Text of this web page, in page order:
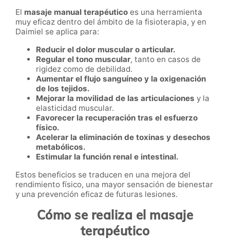
El masaje manual terapéutico es una herramienta
muy eficaz dentro del ámbito de la fisioterapia, y en
Daimiel se aplica para:
Reducir el dolor muscular o articular.
Regular el tono muscular, tanto en casos de
rigidez como de debilidad.
Aumentar el flujo sanguíneo y la oxigenación
de los tejidos.
Mejorar la movilidad de las articulaciones y la
elasticidad muscular.
Favorecer la recuperación tras el esfuerzo
físico.
Acelerar la eliminación de toxinas y desechos
metabólicos.
Estimular la función renal e intestinal.
Estos beneficios se traducen en una mejora del
rendimiento físico, una mayor sensación de bienestar
y una prevención eficaz de futuras lesiones.
Cómo se realiza el masaje
terapéutico